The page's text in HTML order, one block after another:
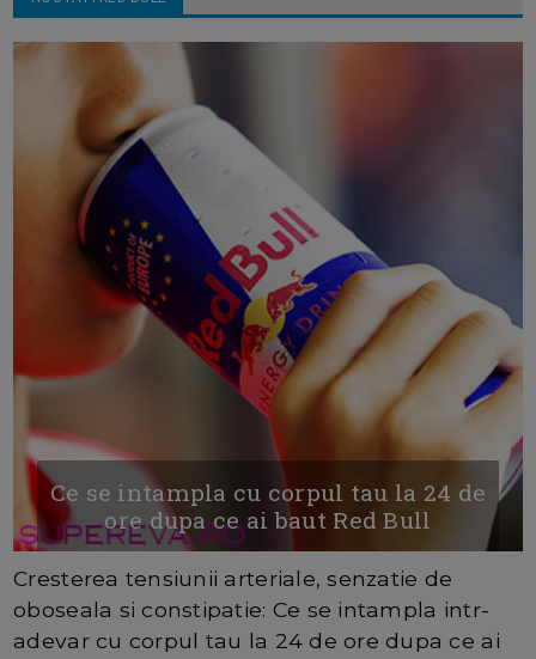
Ce se intampla cu corpul tau la 24 de
ore dupa ce ai baut Red Bull
Cresterea tensiunii arteriale, senzatie de
oboseala si constipatie: Ce se intampla intr-
adevar cu corpul tau la 24 de ore dupa ce ai